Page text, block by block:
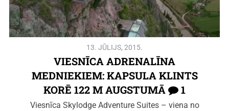
13. JŪLIJS, 2015.
VIESNĪCA ADRENALĪNA
MEDNIEKIEM: KAPSULA KLINTS
KORĒ 122 M AUGSTUMĀ
1
Viesnīca Skylodge Adventure Suites – viena no